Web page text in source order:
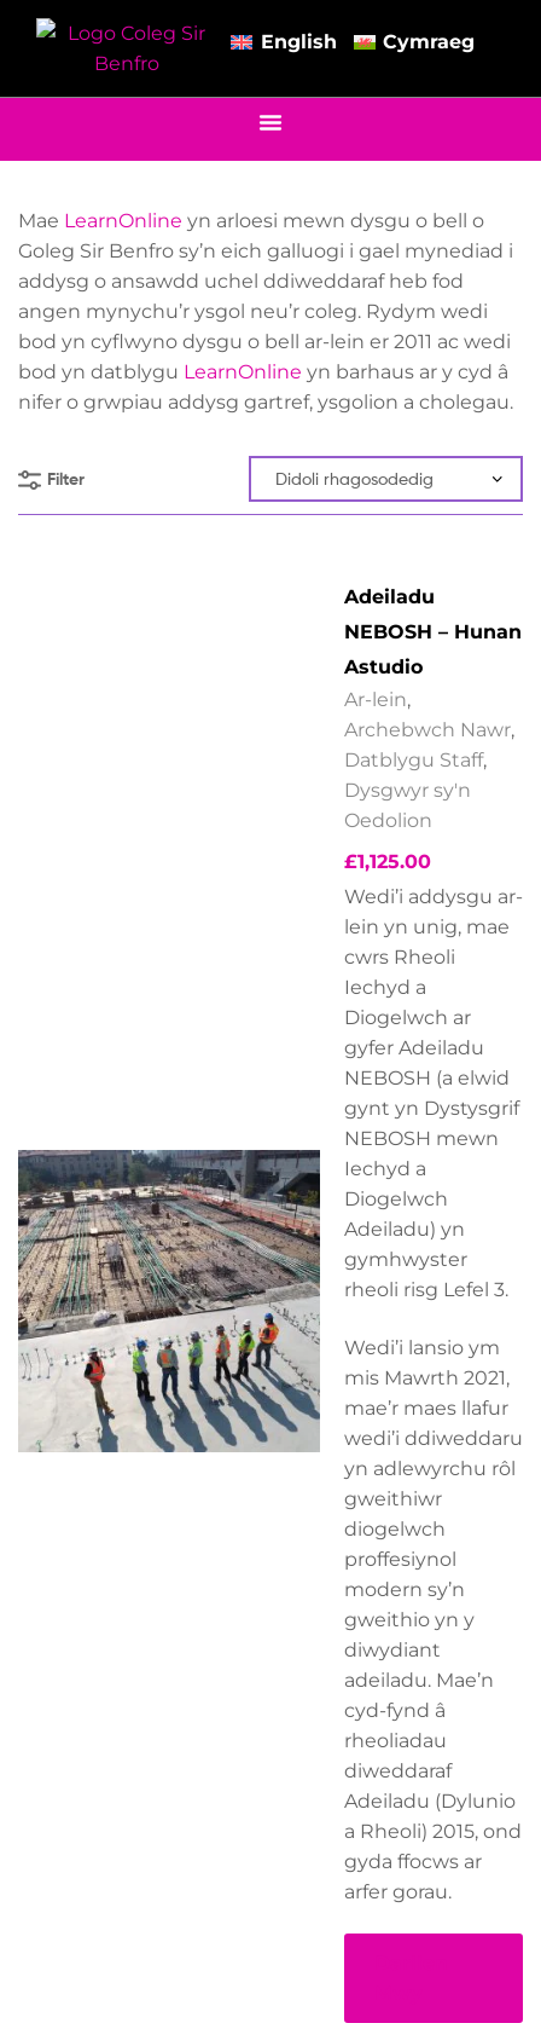
English Cymraeg
Mae LearnOnline yn arloesi mewn dysgu o bell o
Goleg Sir Benfro sy’n eich galluogi i gael mynediad i
addysg o ansawdd uchel ddiweddaraf heb fod
angen mynychu’r ysgol neu’r coleg. Rydym wedi
bod yn cyflwyno dysgu o bell ar-lein er 2011 ac wedi
bod yn datblygu LearnOnline yn barhaus ar y cyd â
nifer o grwpiau addysg gartref, ysgolion a cholegau.
Filter
Adeiladu
NEBOSH – Hunan
Astudio
Ar-lein,
Archebwch Nawr,
Datblygu Staff,
Dysgwyr sy'n
Oedolion
£1,125.00
Wedi’i addysgu ar-
lein yn unig, mae
cwrs Rheoli
Iechyd a
Diogelwch ar
gyfer Adeiladu
NEBOSH (a elwid
gynt yn Dystysgrif
NEBOSH mewn
Iechyd a
Diogelwch
Adeiladu) yn
gymhwyster
rheoli risg Lefel 3.
Wedi’i lansio ym
mis Mawrth 2021,
mae’r maes llafur
wedi’i ddiweddaru
yn adlewyrchu rôl
gweithiwr
diogelwch
proffesiynol
modern sy’n
gweithio yn y
diwydiant
adeiladu. Mae’n
cyd-fynd â
rheoliadau
diweddaraf
Adeiladu (Dylunio
a Rheoli) 2015, ond
gyda ffocws ar
arfer gorau.